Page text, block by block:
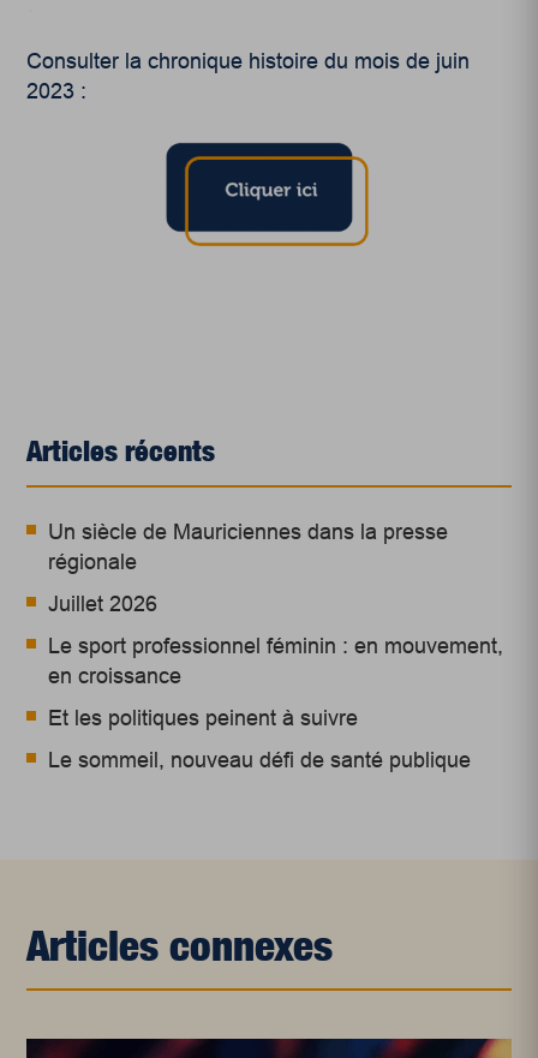
Consulter la chronique histoire du mois de juin
2023 :
Articles récents
Un siècle de Mauriciennes dans la presse
régionale
Juillet 2026
Le sport professionnel féminin : en mouvement,
en croissance
Et les politiques peinent à suivre
Le sommeil, nouveau défi de santé publique
Articles connexes